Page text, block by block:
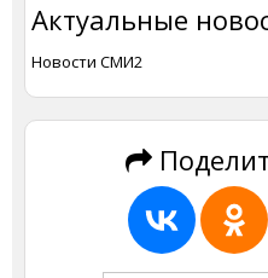
Актуальные
Новости СМИ2